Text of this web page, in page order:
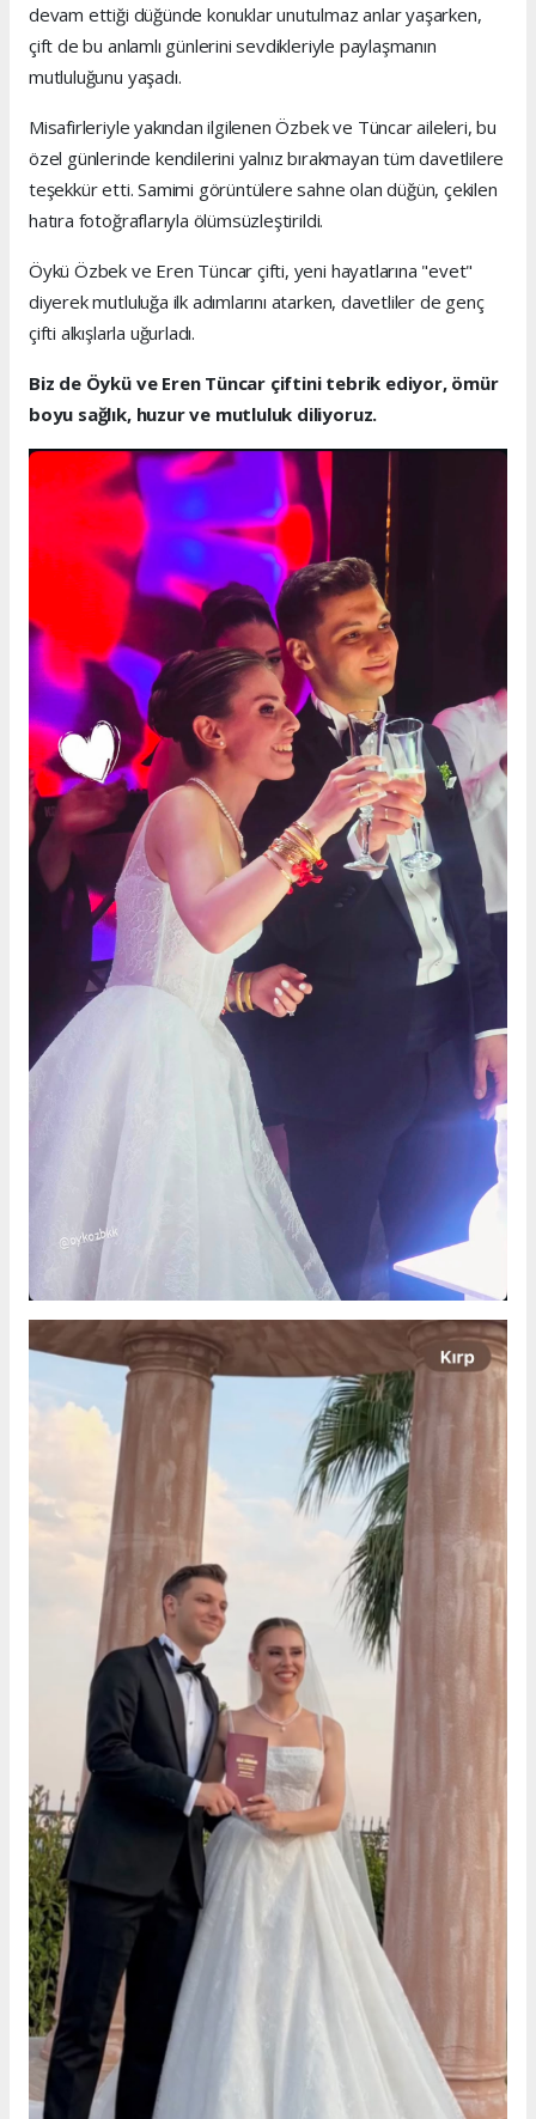
devam ettiği düğünde konuklar unutulmaz anlar yaşarken,
çift de bu anlamlı günlerini sevdikleriyle paylaşmanın
mutluluğunu yaşadı.
Misafirleriyle yakından ilgilenen Özbek ve Tüncar aileleri, bu
özel günlerinde kendilerini yalnız bırakmayan tüm davetlilere
teşekkür etti. Samimi görüntülere sahne olan düğün, çekilen
hatıra fotoğraflarıyla ölümsüzleştirildi.
Öykü Özbek ve Eren Tüncar çifti, yeni hayatlarına "evet"
diyerek mutluluğa ilk adımlarını atarken, davetliler de genç
çifti alkışlarla uğurladı.
Biz de Öykü ve Eren Tüncar çiftini tebrik ediyor, ömür
boyu sağlık, huzur ve mutluluk diliyoruz.